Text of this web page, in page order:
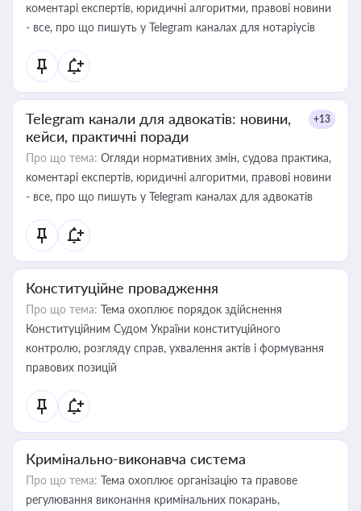
коментарі експертів, юридичні алгоритми, правові новини
- все, про що пишуть у Telegram каналах для нотаріусів
Telegram канали для адвокатів: новини,
кейси, практичні поради
+13
Про що тема: Огляди нормативних змін, судова практика,
коментарі експертів, юридичні алгоритми, правові новини
- все, про що пишуть у Telegram каналах для адвокатів
Конституційне провадження
Про що тема: Тема охоплює порядок здійснення
Конституційним Судом України конституційного
контролю, розгляду справ, ухвалення актів і формування
правових позицій
Кримінально-виконавча система
Про що тема: Тема охоплює організацію та правове
регулювання виконання кримінальних покарань,